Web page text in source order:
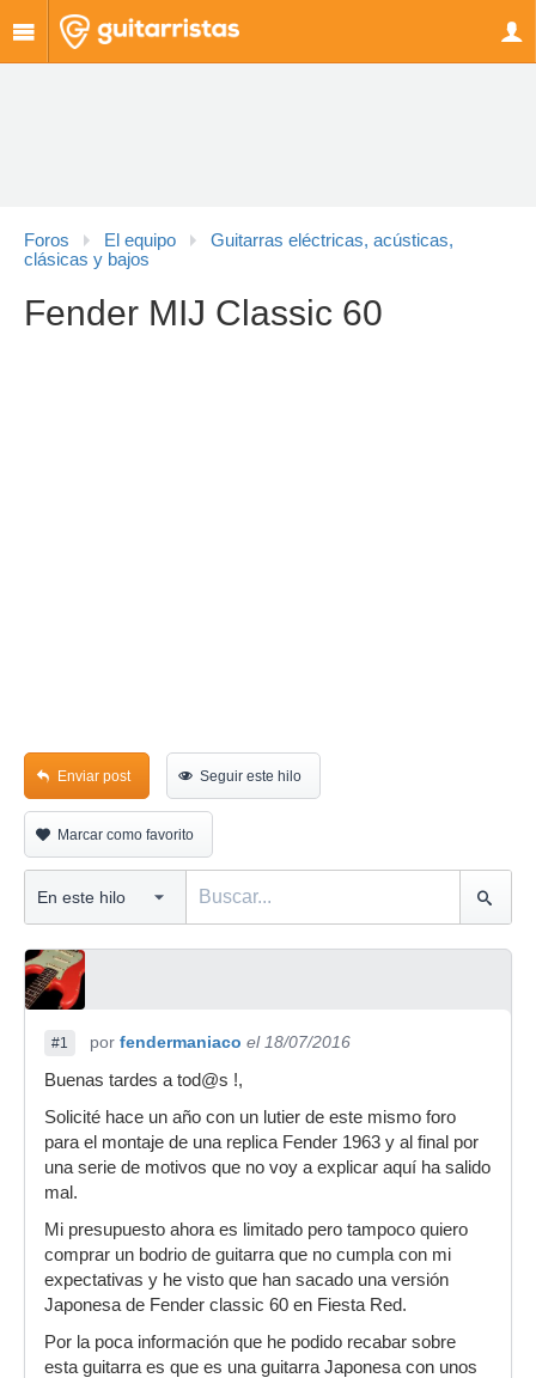
Foros El equipo
Guitarras eléctricas, acústicas,
clásicas y bajos
Fender MIJ Classic 60
Enviar post Seguir este hilo
Marcar como favorito
#1 por fendermaniaco el 18/07/2016
Buenas tardes a tod@s !,
Solicité hace un año con un lutier de este mismo foro
para el montaje de una replica Fender 1963 y al final por
una serie de motivos que no voy a explicar aquí ha salido
mal.
Mi presupuesto ahora es limitado pero tampoco quiero
comprar un bodrio de guitarra que no cumpla con mi
expectativas y he visto que han sacado una versión
Japonesa de Fender classic 60 en Fiesta Red.
Por la poca información que he podido recabar sobre
esta guitarra es que es una guitarra Japonesa con unos